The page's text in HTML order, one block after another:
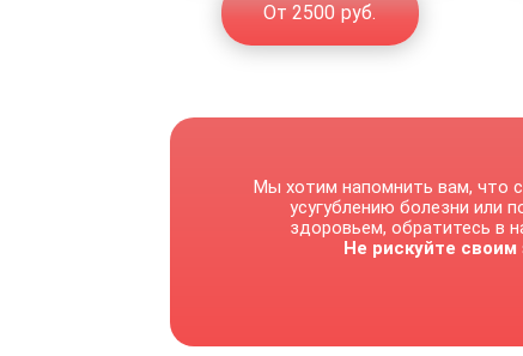
От 2500 руб.
Мы хотим напомнить вам, что
усугублению болезни или
здоровьем, обратитесь в
Не рискуйте